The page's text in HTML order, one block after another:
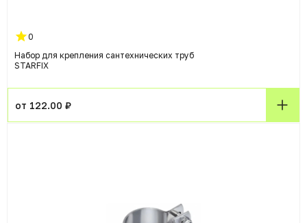
0
Набор для крепления сантехнических труб
STARFIX
от 122.00 ₽